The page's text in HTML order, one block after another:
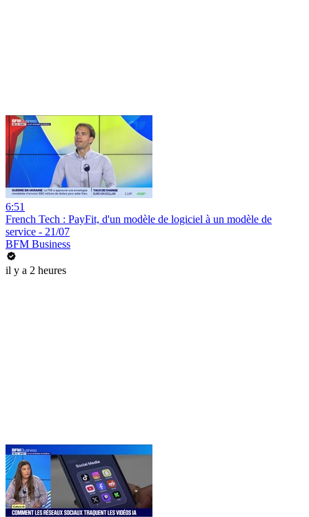
6:51
French Tech : PayFit, d'un modèle de logiciel à un modèle de
service - 21/07
BFM Business
il y a 2 heures